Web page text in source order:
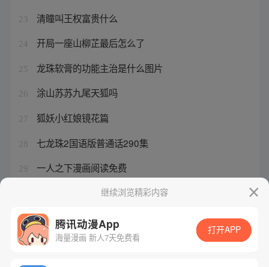
23 清瞳叫王权富贵什么
24 开局一座山柳芷最后怎么了
25 龙珠软膏的功能主治是什么图片
26 涂山苏苏九尾天狐吗
27 狐妖小红娘镜花篇
28 七龙珠2国语版普通话290集
29 一人之下漫画阅读免费
西行记鬼魈和孙悟空继续浏览精彩内容
腾讯动漫App
海量漫画 新人7天免费看
打开APP